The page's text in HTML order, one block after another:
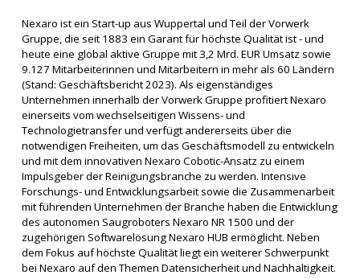
Nexaro ist ein Start-up aus Wuppertal und Teil der Vorwerk
Gruppe, die seit 1883 ein Garant für höchste Qualität ist - und
heute eine global aktive Gruppe mit 3,2 Mrd. EUR Umsatz sowie
9.127 Mitarbeiterinnen und Mitarbeitern in mehr als 60 Ländern
(Stand: Geschäftsbericht 2023). Als eigenständiges
Unternehmen innerhalb der Vorwerk Gruppe profitiert Nexaro
einerseits vom wechselseitigen Wissens- und
Technologietransfer und verfügt andererseits über die
notwendigen Freiheiten, um das Geschäftsmodell zu entwickeln
und mit dem innovativen Nexaro Cobotic-Ansatz zu einem
Impulsgeber der Reinigungsbranche zu werden. Intensive
Forschungs- und Entwicklungsarbeit sowie die Zusammenarbeit
mit führenden Unternehmen der Branche haben die Entwicklung
des autonomen Saugroboters Nexaro NR 1500 und der
zugehörigen Softwarelösung Nexaro HUB ermöglicht. Neben
dem Fokus auf höchste Qualität liegt ein weiterer Schwerpunkt
bei Nexaro auf den Themen Datensicherheit und Nachhaltigkeit.